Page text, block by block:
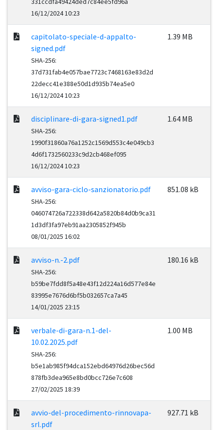
16/12/2024 10:23
capitolato-speciale-d-appalto-
signed.pdf
SHA-256:
37d731fab4e057bae7723c7468163e83d2d
22decc41e388e50d1d935b74ea5e0
16/12/2024 10:23
1.39 MB
disciplinare-di-gara-signed1.pdf
SHA-256:
1990f31860a76a1252c1569d553c4e049cb3
4d6f1732560233c9d2cb468ef095
16/12/2024 10:23
1.64 MB
avviso-gara-ciclo-sanzionatorio.pdf
SHA-256:
046074726a722338d642a5820b84d0b9ca31
1d3df3fa97eb91aa2305852f945b
08/01/2025 16:02
851.08 kB
avviso-n.-2.pdf
SHA-256:
b59be7fdd8f5a48e43f12d224a16d577e84e
83995e7676d6bf5b032657ca7a45
14/01/2025 23:15
180.16 kB
verbale-di-gara-n.1-del-
10.02.2025.pdf
SHA-256:
b5e1ab985f94dca152ebd64976d26bec56d
878fb3dea965e8bd0bcc726e7c608
27/02/2025 18:39
1.00 MB
avvio-del-procedimento-rinnovapa-
srl.pdf
927.71 kB